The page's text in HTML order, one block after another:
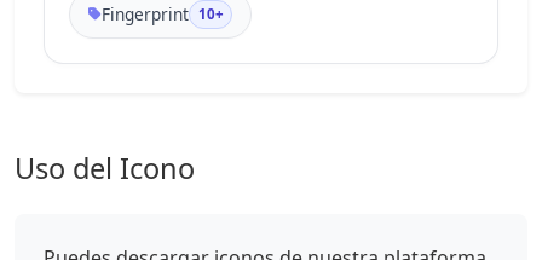
Fingerprint 10+
Uso del Icono